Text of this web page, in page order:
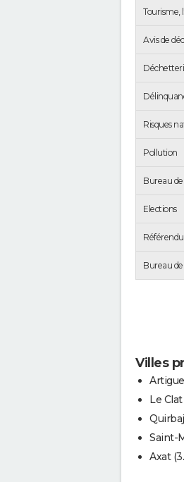
Tourisme,
Avis de
Risques
Pollution
Bureau
Elections
Bureau
Villes
Le Clat
Saint-
Axat